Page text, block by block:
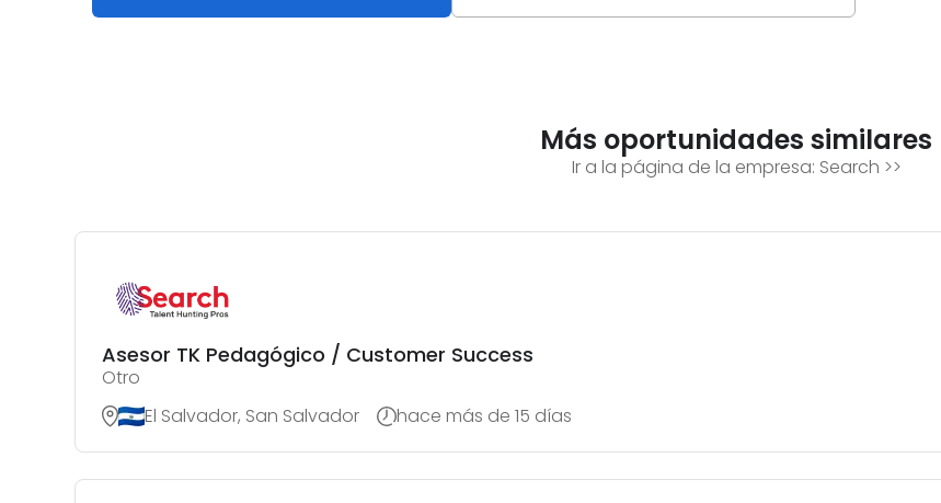
Más oportunidades similares
Ir a la página de la empresa: Search >>
Asesor TK Pedagógico / Customer Success
Otro
El Salvador, San Salvador
hace más de 15 días